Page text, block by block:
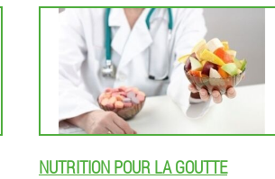
NUTRITION POUR LA GOUTTE